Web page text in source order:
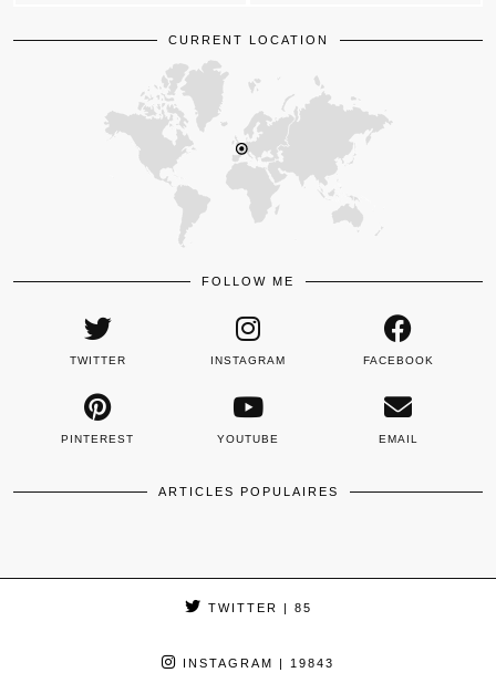
CURRENT LOCATION
FOLLOW ME
TWITTER INSTAGRAM FACEBOOK
PINTEREST YOUTUBE EMAIL
ARTICLES POPULAIRES
TWITTER | 85
INSTAGRAM | 19843